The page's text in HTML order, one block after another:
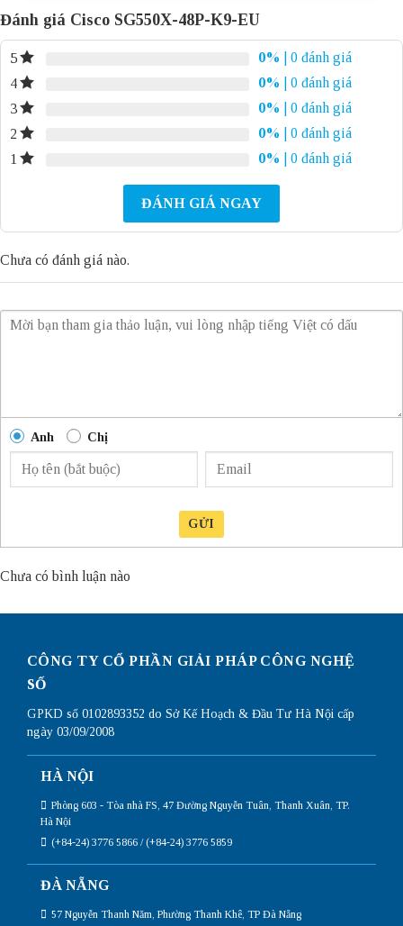
Đánh giá Cisco SG550X-48P-K9-EU
5 0%
| 0 đánh giá
4
0%
| 0 đánh giá
3
0%
| 0 đánh giá
2
0%
| 0 đánh giá
1
0% | 0 đánh giá
ĐÁNH GIÁ NGAY
Chưa có đánh giá nào.
Anh Chị
GỬI
Chưa có bình luận nào
CÔNG TY CỔ PHẦN GIẢI PHÁP CÔNG NGHỆ
SỐ
GPKD số 0102893352 do Sở Kế Hoạch & Đầu Tư Hà Nội cấp
ngày 03/09/2008
HÀ NỘI
Phòng 603 - Tòa nhà FS, 47 Đường Nguyễn Tuân, Thanh Xuân, TP.
Hà Nội
(+84-24) 3776 5866 / (+84-24) 3776 5859
ĐÀ NẴNG
57 Nguyễn Thanh Năm, Phường Thanh Khê, TP Đà Nẵng